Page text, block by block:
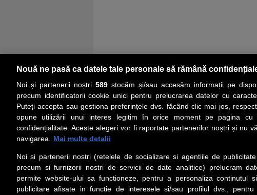
PRIMA PAGINĂ COVER
Social
Urmareste-ne pe Facebook
iarul Financiar
Despre Noi
Contact Redactie
Nouă ne pasă ca datele tale personale să rămână
Noi și partenerii noștri 589stocăm și/sau accesăm informații pe
precum identificatorii cookie unici pentru prelucrarea datelor cu
Puteți accepta sau gestiona preferințele dvs. făcând clic mai jos,
opune utilizării unui interes legitim în orice moment pe pagina cu
confidențialitate. Aceste alegeri vor fi raportate partenerilor noștri și nu
navigarea.
Mai multe detalii
Noi si partenerii nostri (retelele de socializare si agentiile de
precum si furnizorii nostri de servicii de date analitice) prelucram
permite website-ului sa functioneze, pentru a personaliza continutul
publicitare afisate in functie de interesele si/sau profilul dvs.,